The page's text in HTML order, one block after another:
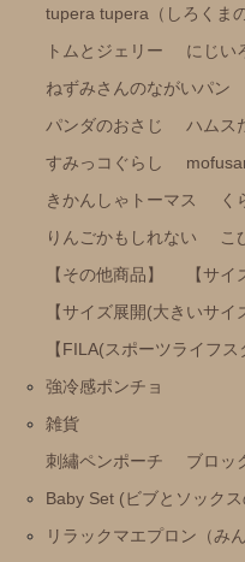
tupera tupera（しろくま
トムとジェリー
にじい
ねずみさんのながいパン
パンダのおさじ
ハムス
すみっコぐらし
きかんしゃトーマス
く
りんごかもしれない
こ
【その他商品】
【サ
【サイズ展開(大きいサイ
【FILA(スポーツライフス
強冷感ポンチョ
雑貨
刺繡ペンポーチ
ブロッ
Baby Set (ビブとソックス
リラックマエプロン（み